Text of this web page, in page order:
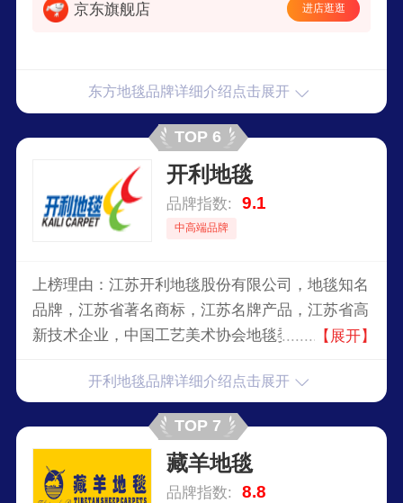
京东旗舰店 进店逛逛
东方地毯品牌详细介绍点击展开
TOP 6
开利地毯
品牌指数: 9.1
中高端品牌
上榜理由：江苏开利地毯股份有限公司，地毯知名
品牌，江苏省著名商标，江苏名牌产品，江苏省高
新技术企业，中国工艺美术协会地毯委员会常务理
最具实力、最具规模的专业地毯制造商之一。
【展开】
开利地毯品牌详细介绍点击展开
TOP 7
藏羊地毯
品牌指数: 8.8